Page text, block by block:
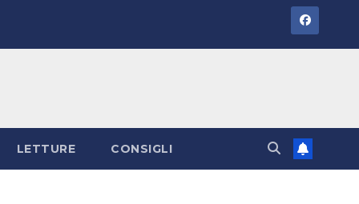
LETTURE CONSIGLI